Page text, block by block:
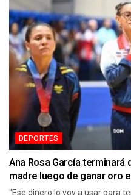
DEPORTES
Ana Rosa García
madre luego de ganar oro
"Ese dinero lo voy a usar para